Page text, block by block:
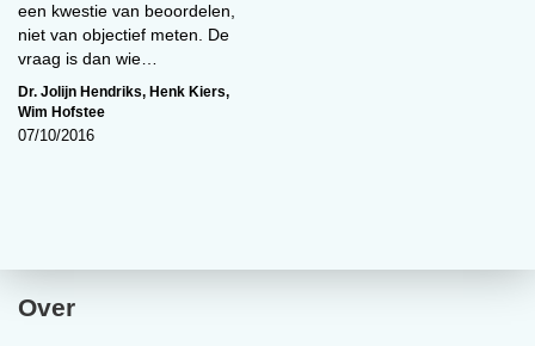
een kwestie van beoordelen,
niet van objectief meten. De
vraag is dan wie…
Dr. Jolijn Hendriks, Henk Kiers,
Wim Hofstee
07/10/2016
Over